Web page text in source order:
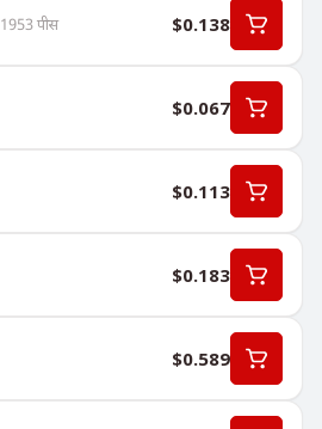
1953पीस $0.138
$0.067
$0.113
$0.183
$0.589